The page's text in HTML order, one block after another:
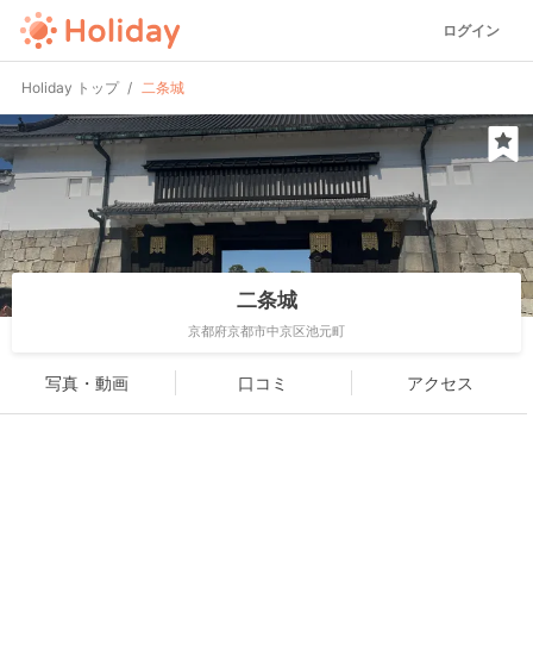
ログイン
Holiday トップ 二条城
二条城
京都府京都市中京区池元町
写真・動画 口コミ アクセス